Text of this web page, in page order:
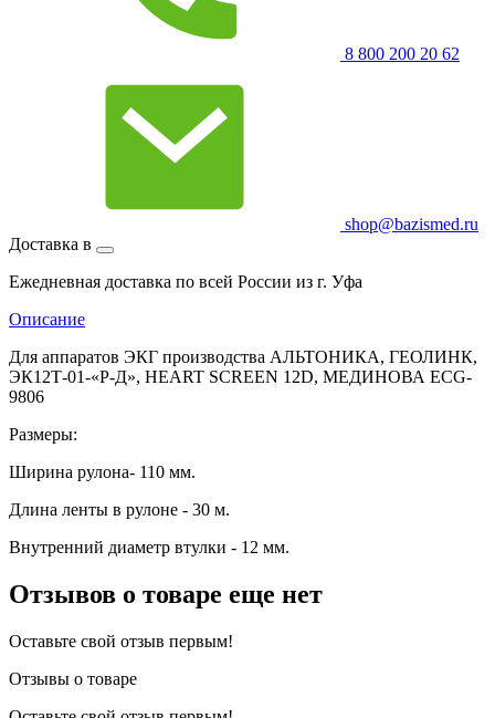
8 800 200 20 62
shop@bazismed.ru
Доставка в
Ежедневная доставка по всей России из г. Уфа
Описание
Для аппаратов ЭКГ производства АЛЬТОНИКА, ГЕОЛИНК,
ЭК12Т-01-«Р-Д», HEART SCREEN 12D, МЕДИНОВА ECG-
9806
Размеры:
Ширина рулона- 110 мм.
Длина ленты в рулоне - 30 м.
Внутренний диаметр втулки - 12 мм.
Отзывов о товаре еще нет
Оставьте свой отзыв первым!
Отзывы о товаре